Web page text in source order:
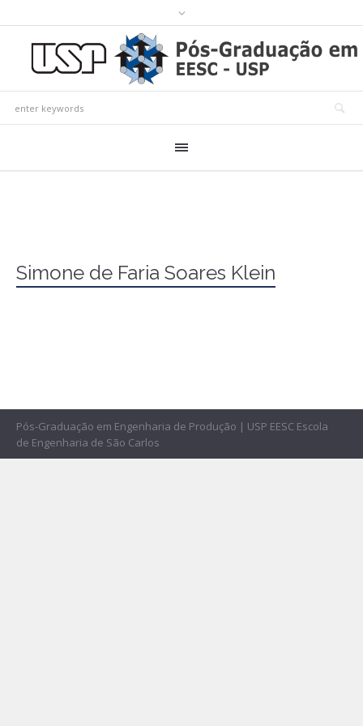
Simone de Faria Soares Klein
Pós-Graduação em Engenharia de Produção | USP EESC Escola
de Engenharia de São Carlos